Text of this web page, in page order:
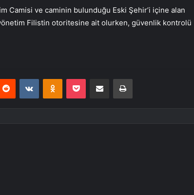
Camisi ve caminin bulunduğu Eski Şehir’i içine alan
Filistin otoritesine ait olurken, güvenlik kontrolü
Reddit VKontakteOdnoklassniki
Pocket E-Posta ile paylaş Yazdır